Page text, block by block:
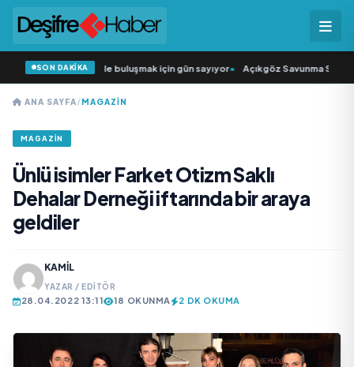
SON DAKİKA
seyircisiyle buluşmak için gün sayıyor• Açıkgöz Savunma Sanayi
ANA SAYFA/MAGAZIN
MAGAZIN
Ünlü isimler Farket Otizm Saklı
Dehalar Derneği iftarında bir araya
geldiler
KAMIL
YAZAR / EDITÖR
28.04.2022 13:11 18 OKUNMA 2 DK OKUMA